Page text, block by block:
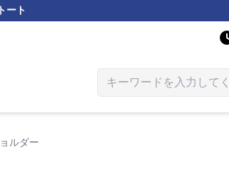
ート
ルダー